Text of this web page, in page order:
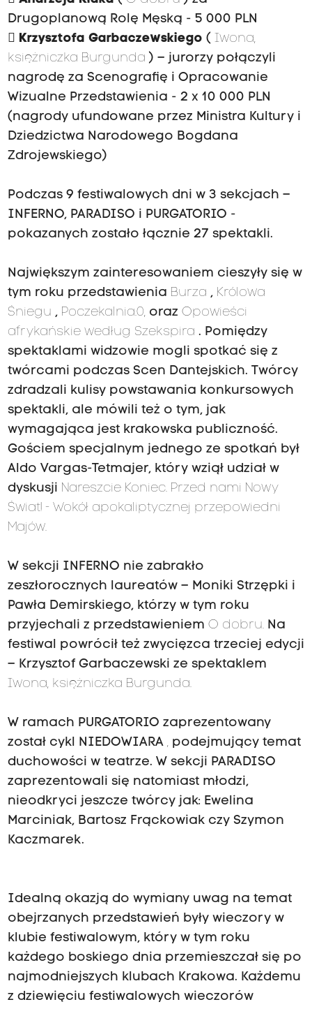
Drugoplanową Rolę Męską - 5 000 PLN
 Krzysztofa Garbaczewskiego ( Iwona,
księżniczka Burgunda ) – jurorzy połączyli
nagrodę za Scenografię i Opracowanie
Wizualne Przedstawienia - 2 x 10 000 PLN
(nagrody ufundowane przez Ministra Kultury i
Dziedzictwa Narodowego Bogdana
Zdrojewskiego)
Podczas 9 festiwalowych dni w 3 sekcjach –
INFERNO, PARADISO i PURGATORIO -
pokazanych zostało łącznie 27 spektakli.
Największym zainteresowaniem cieszyły się w
tym roku przedstawienia Burza , Królowa
Śniegu , Poczekalnia.0,oraz Opowieści
afrykańskie według Szekspira . Pomiędzy
spektaklami widzowie mogli spotkać się z
twórcami podczas Scen Dantejskich. Twórcy
zdradzali kulisy powstawania konkursowych
spektakli, ale mówili też o tym, jak
wymagająca jest krakowska publiczność.
Gościem specjalnym jednego ze spotkań był
Aldo Vargas-Tetmajer, który wziął udział w
dyskusji Nareszcie Koniec. Przed nami Nowy
Świat! - Wokół apokaliptycznej przepowiedni
Majów.
W sekcji INFERNO nie zabrakło
zeszłorocznych laureatów – Moniki Strzępki i
Pawła Demirskiego, którzy w tym roku
przyjechali z przedstawieniem O dobru.Na
festiwal powrócił też zwycięzca trzeciej edycji
– Krzysztof Garbaczewski ze spektaklem
Iwona, księżniczka Burgunda.
W ramach PURGATORIO zaprezentowany
został cykl NIEDOWIARA ,podejmujący temat
duchowości w teatrze. W sekcji PARADISO
zaprezentowali się natomiast młodzi,
nieodkryci jeszcze twórcy jak: Ewelina
Marciniak, Bartosz Frąckowiak czy Szymon
Kaczmarek.
Idealną okazją do wymiany uwag na temat
obejrzanych przedstawień były wieczory w
klubie festiwalowym, który w tym roku
każdego boskiego dnia przemieszczał się po
najmodniejszych klubach Krakowa. Każdemu
z dziewięciu festiwalowych wieczorów